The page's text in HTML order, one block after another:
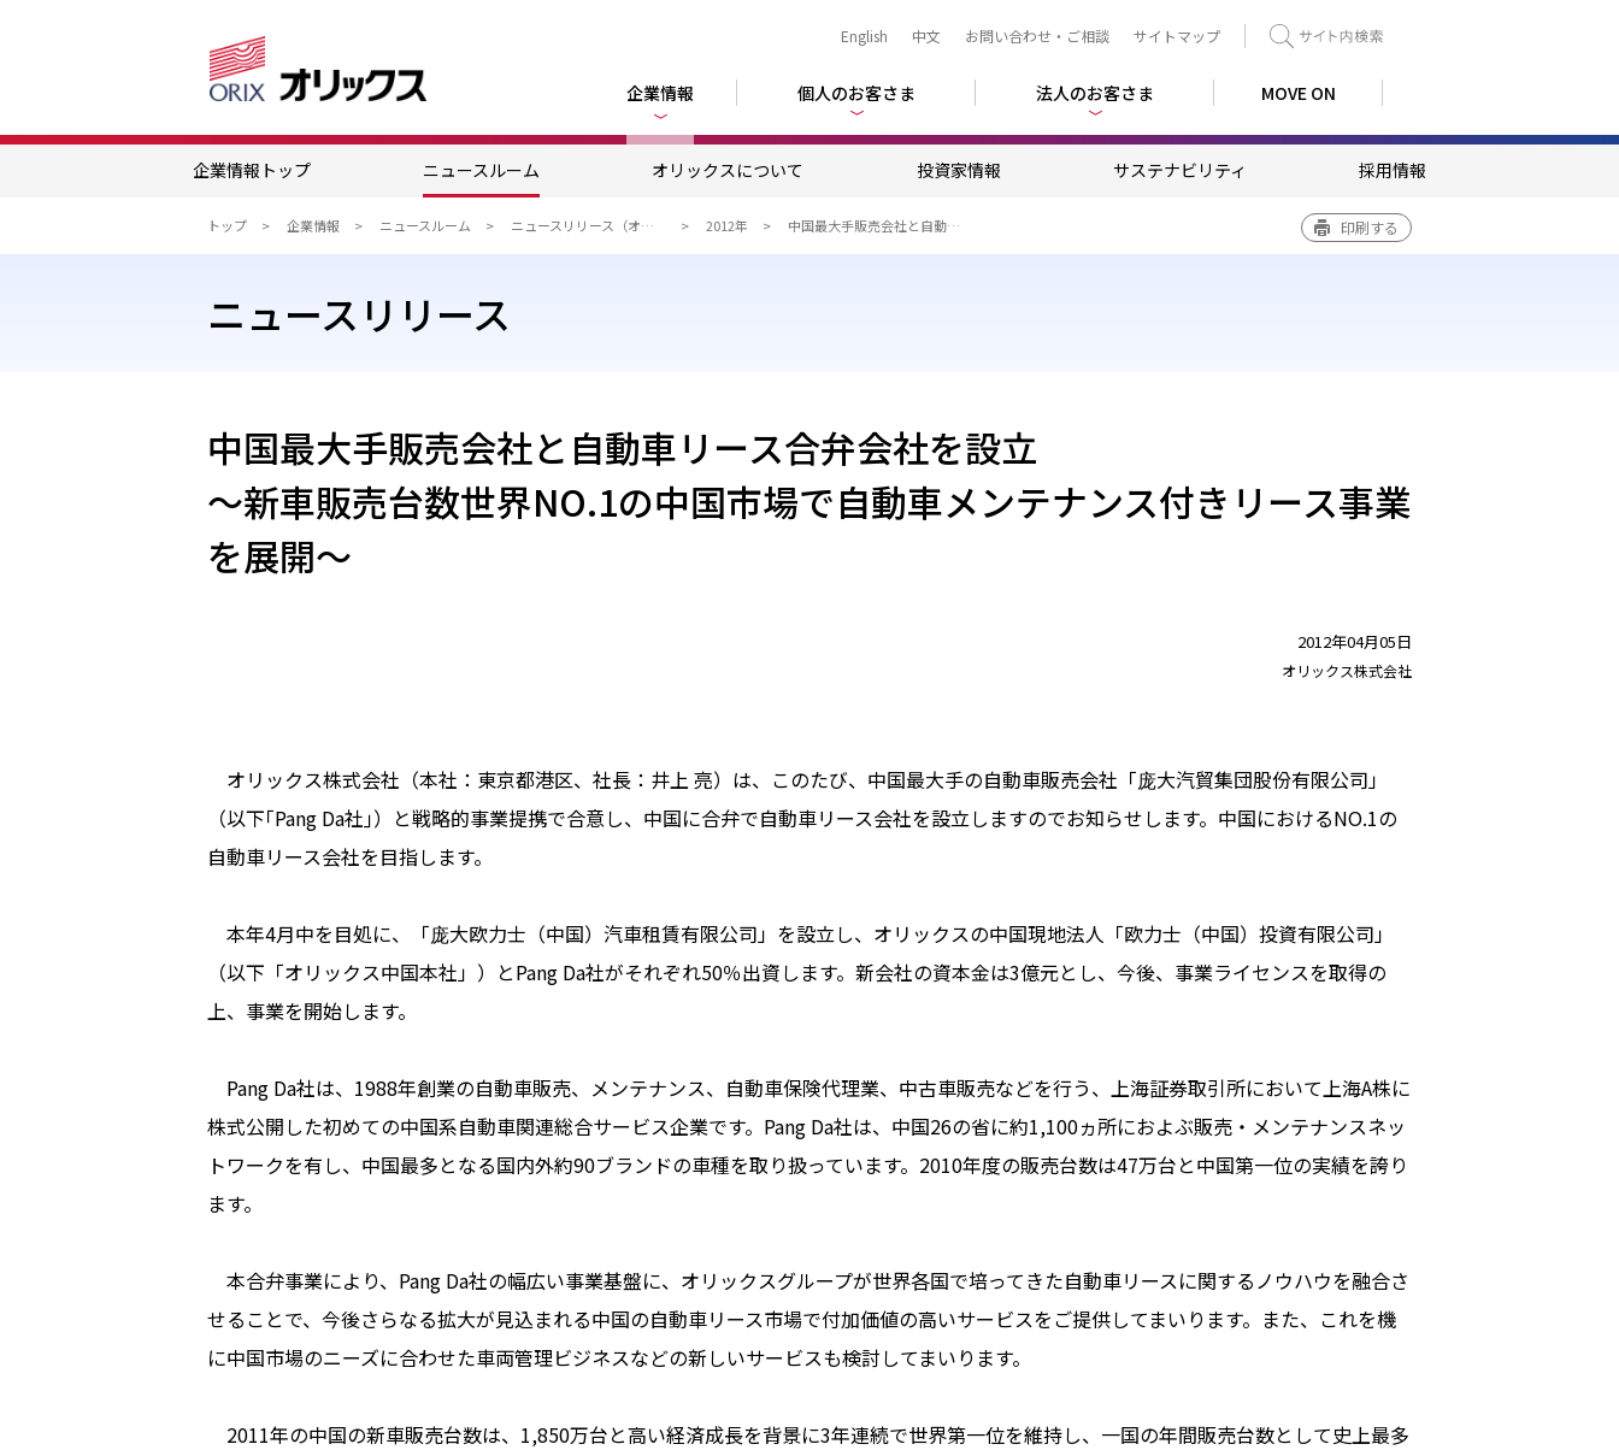
English 中文 お問い合わせ・ご相談 サイトマップ
企業情報 個人のお客さま 法人のお客さま MOVE ON
企業情報トップ ニュースルーム オリックスについて 投資家情報 サステナビリティ 採用情報
トップ 企業情報 ニュースルーム ニュースリリース（オリックス） 2012年 中国最大手販売会社と自動車リース合弁会社を設立 印刷する
ニュースリリース
中国最大手販売会社と自動車リース合弁会社を設立
～新車販売台数世界NO.1の中国市場で自動車メンテナンス付きリース事業
を展開～
2012年04月05日
オリックス株式会社
オリックス株式会社（本社：東京都港区、社長：井上 亮）は、このたび、中国最大手の自動車販売会社「庞大汽貿集団股份有限公司」
（以下｢Pang Da社｣）と戦略的事業提携で合意し、中国に合弁で自動車リース会社を設立しますのでお知らせします。中国におけるNO.1の
自動車リース会社を目指します。
本年4月中を目処に、「庞大欧力士（中国）汽車租賃有限公司」を設立し、オリックスの中国現地法人「欧力士（中国）投資有限公司」
（以下「オリックス中国本社」）とPang Da社がそれぞれ50％出資します。新会社の資本金は3億元とし、今後、事業ライセンスを取得の
上、事業を開始します。
Pang Da社は、1988年創業の自動車販売、メンテナンス、自動車保険代理業、中古車販売などを行う、上海証券取引所において上海A株に
株式公開した初めての中国系自動車関連総合サービス企業です。Pang Da社は、中国26の省に約1,100ヵ所におよぶ販売・メンテナンスネッ
トワークを有し、中国最多となる国内外約90ブランドの車種を取り扱っています。2010年度の販売台数は47万台と中国第一位の実績を誇り
ます。
本合弁事業により、Pang Da社の幅広い事業基盤に、オリックスグループが世界各国で培ってきた自動車リースに関するノウハウを融合さ
せることで、今後さらなる拡大が見込まれる中国の自動車リース市場で付加価値の高いサービスをご提供してまいります。また、これを機
に中国市場のニーズに合わせた車両管理ビジネスなどの新しいサービスも検討してまいります。
2011年の中国の新車販売台数は、1,850万台と高い経済成長を背景に3年連続で世界第一位を維持し、一国の年間販売台数として史上最多